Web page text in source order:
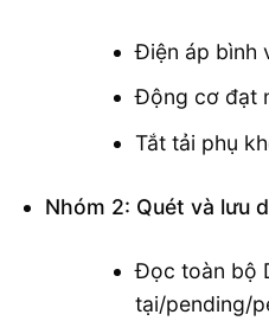
Điện áp bình
Động cơ đạt
Tắt tải phụ
Nhóm 2: Quét và lưu
Đọc toàn bộ
tại/pending/